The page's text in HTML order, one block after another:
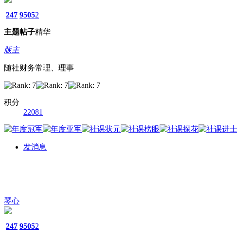
247
主题
9505
帖子
2
精华
版主
随社财务常理、理事
积分
22081
发消息
琴心
247 95052